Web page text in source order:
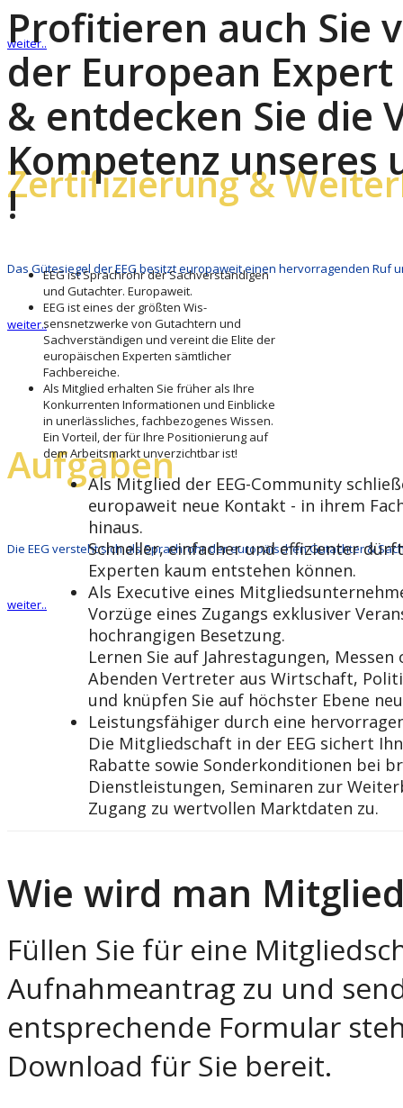
weiter..
Zertifizierung &
Das Gütesiegel der EEG besitzt europaweit einen hervorragenden Ruf
weiter..
Aufgaben
Die EEG versteht sich als Sprachrohr der europäischen Gutachter &
weiter..
Profitieren auch Sie
der European
& entdecken Sie die
Kompetenz unseres
!
EEG ist Sprachrohr der Sachverständigen
und Gutachter. Europaweit.
EEG ist eines der größten Wis­
sensnetzwerke von Gutachtern und
Sachverständigen und vereint die Elite der
europäischen Experten sämtlicher
Fachbereiche.
Als Mitglied erhalten Sie früher als Ihre
Konkurrenten Informationen und Ein­blicke
in unerlässliches, fachbezogenes Wissen.
Ein Vorteil, der für Ihre Positionierung auf
dem Arbeitsmarkt unverzichtbar ist!
Als Mitglied der EEG-Community
europaweit neue Kontakt - in ihrem
hinaus.
Schneller, einfacher und effizienter
Experten kaum entstehen können.
Als Executive eines
Vorzüge eines Zugangs exklusiver
hochrangigen Besetzung.
Lernen Sie auf Jahrestagungen,
Abenden Vertreter aus Wirtschaft,
und knüpfen Sie auf höchster Ebene
Leistungsfähiger durch eine
Die Mitgliedschaft in der EEG sichert
Rabatte sowie Sonderkonditionen bei
Dienstleistungen, Seminaren zur
Zugang zu wertvollen Marktdaten zu.
Wie wird man
Füllen Sie für eine
Aufnahmeantrag zu und
entsprechende Formular
Download für Sie bereit.